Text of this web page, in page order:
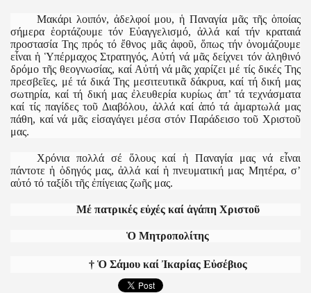
Μακάρι λοιπόν, ἀδελφοί μου, ἡ Παναγία μᾶς τῆς ὁποίας
σήμερα ἑορτάζουμε τόν Εὐαγγελισμό, ἀλλά καί τήν κραταιά
προστασία Της πρός τό ἔθνος μᾶς ἀφοῦ, ὅπως τήν ὀνομάζουμε
εἶναι ἡ Ὑπέρμαχος Στρατηγός, Αὐτή νά μᾶς δείχνει τόν ἀληθινό
δρόμο τῆς θεογνωσίας, καί Αὐτή νά μᾶς χαρίζει μέ τίς δικές Της
πρεσβεῖες, μέ τά δικά Της μεσιτευτικᾶ δάκρυα, καί τή δική μας
σωτηρία, καί τή δική μας ἐλευθερία κυρίως ἀπ’ τά τεχνάσματα
καί τίς παγίδες τοῦ Διαβόλου, ἀλλά καί ἀπό τά ἁμαρτωλά μας
πάθη, καί νά μᾶς εἰσαγάγει μέσα στόν Παράδεισο τοῦ Χριστοῦ
μας.
Χρόνια πολλά σέ ὅλους καί ἡ Παναγία μας νά εἶναι
πάντοτε ἡ ὁδηγός μας, ἀλλά καί ἡ πνευματική μας Μητέρα, σ’
αὐτό τό ταξίδι τῆς ἐπίγειας ζωῆς μας.
Μέ πατρικές εὐχές καί ἀγάπη Χριστοῦ
Ὁ Μητροπολίτης
† Ὁ Σάμου καί Ἰκαρίας Εὐσέβιος